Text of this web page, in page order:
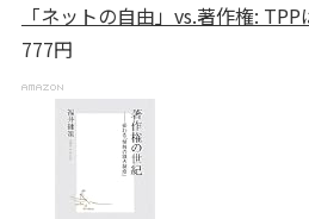
「ネットの自由」vs.著作権: TPP
777円